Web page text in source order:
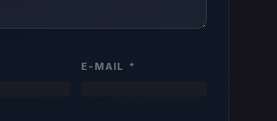
E-MAIL *